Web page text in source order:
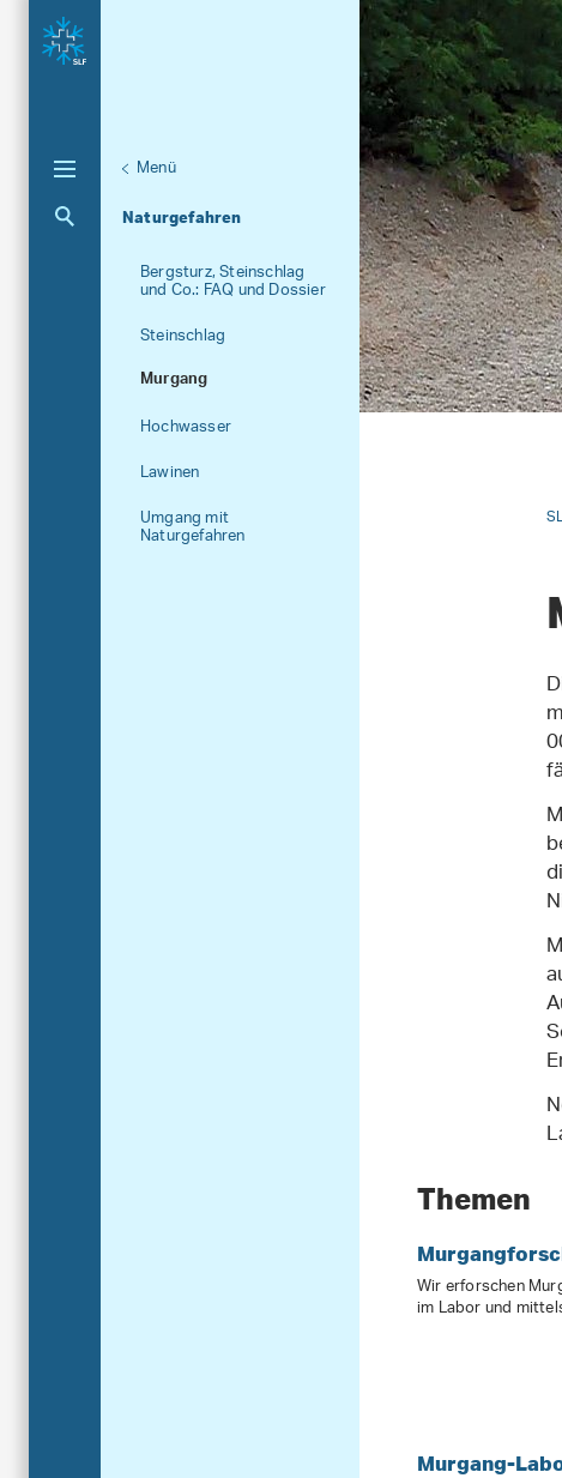
Menü
Naturgefahren
Aktuelle Navigation
Bergsturz, Steinschlag
und Co.: FAQ und Dossier
Steinschlag
Murgang
Hochwasser
Lawinen
Umgang mit
Naturgefahren
Themen
Wir erforschen
im Labor und
Murgang-